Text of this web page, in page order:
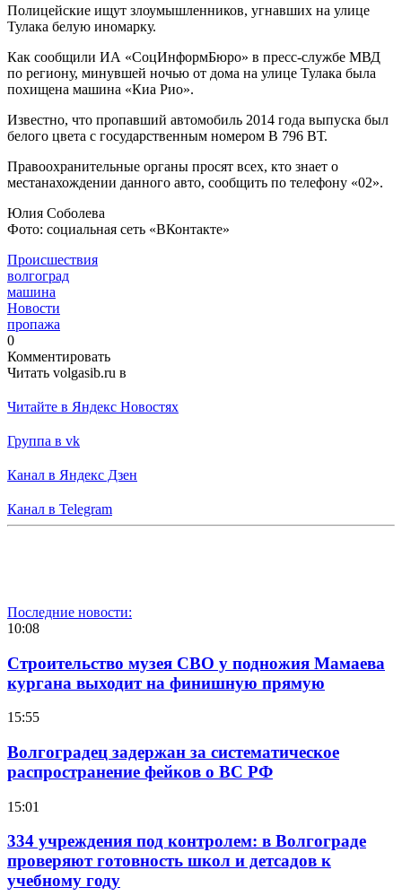
Полицейские ищут злоумышленников, угнавших на улице
Тулака белую иномарку.
Как сообщили ИА «СоцИнформБюро» в пресс-службе МВД
по региону, минувшей ночью от дома на улице Тулака была
похищена машина «Киа Рио».
Известно, что пропавший автомобиль 2014 года выпуска был
белого цвета с государственным номером В 796 ВТ.
Правоохранительные органы просят всех, кто знает о
местанахождении данного авто, сообщить по телефону «02».
Юлия Соболева
Фото: социальная сеть «ВКонтакте»
Происшествия
волгоград
машина
Новости
пропажа
0
Комментировать
Читать volgasib.ru в
Читайте в Яндекс Новостях
Группа в vk
Канал в Яндекс Дзен
Канал в Telegram
Последние новости:
10:08
Строительство музея СВО у подножия Мамаева
кургана выходит на финишную прямую
15:55
Волгоградец задержан за систематическое
распространение фейков о ВС РФ
15:01
334 учреждения под контролем: в Волгограде
проверяют готовность школ и детсадов к
учебному году